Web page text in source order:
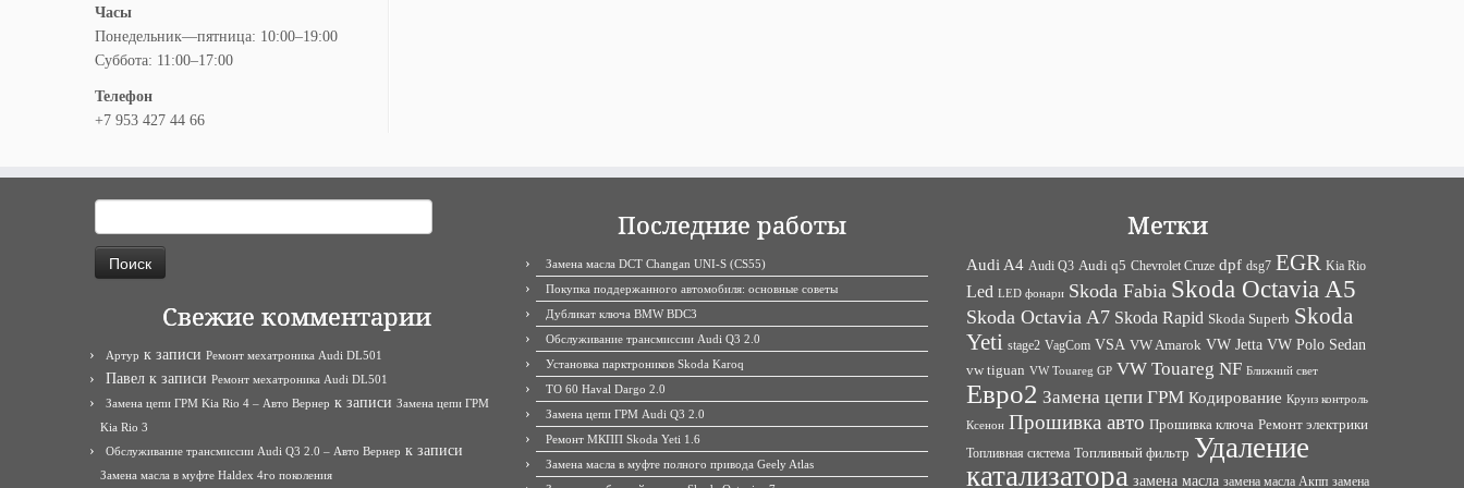
Часы
Понедельник—пятница: 10:00–19:00
Суббота: 11:00–17:00
Телефон
+7 953 427 44 66
Свежие комментарии
Артур к записи Ремонт мехатроника Audi DL501
Павел к записи Ремонт мехатроника Audi DL501
Замена цепи ГРМ Kia Rio 4 – Авто Вернер к записи Замена цепи ГРМ
Kia Rio 3
Обслуживание трансмиссии Audi Q3 2.0 – Авто Вернер к записи
Замена масла в муфте Haldex 4го поколения
Последние работы
Замена масла DCT Changan UNI-S (CS55)
Покупка поддержанного автомобиля: основные советы
Дубликат ключа BMW BDC3
Обслуживание трансмиссии Audi Q3 2.0
Установка парктроников Skoda Karoq
ТО 60 Haval Dargo 2.0
Замена цепи ГРМ Audi Q3 2.0
Ремонт МКПП Skoda Yeti 1.6
Замена масла в муфте полного привода Geely Atlas
Метки
Audi A4 Audi Q3 Audi q5 Chevrolet Cruze dpf dsg7 EGR Kia Rio
Led LED фонари Skoda Fabia Skoda Octavia A5
Skoda Octavia A7 Skoda Rapid Skoda Superb Skoda
Yeti stage2 VagCom VSA VW Amarok VW Jetta VW Polo Sedan
vw tiguan VW Touareg GP VW Touareg NF Ближний свет
Евро2 Замена цепи ГРМ Кодирование Круиз контроль
Ксенон Прошивка авто Прошивка ключа Ремонт электрики
Топливная система Топливный фильтр Удаление
катализатора замена масла замена масла Акпп замена